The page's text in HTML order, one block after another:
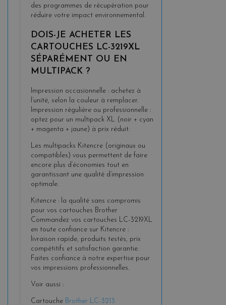
des programmes de récupération pour
réduire votre impact environnemental.
DOIS-JE ACHETER LES
CARTOUCHES LC-3219XL
SÉPARÉMENT OU EN
MULTIPACK ?
Impression occasionnelle : achetez à
l’unité, selon la couleur à remplacer.
Impression régulière ou professionnelle :
optez pour un multipack XL (noir + cyan
+ magenta + jaune) à prix réduit.
Les multipacks Kitencre (originaux ou
compatibles) vous permettent de faire
encore plus d’économies tout en
garantissant une qualité d’impression
optimale.
Kitencre : la qualité sans compromis
pour vos cartouches Brother
Commandez vos cartouches LC-3219XL
en toute confiance sur Kitencre :
livraison rapide, produits testés, prix
compétitifs et satisfaction garantie.
Faites confiance à notre expertise pour
vos impressions professionnelles.
Voir aussi :
Cartouche Brother LC-3213